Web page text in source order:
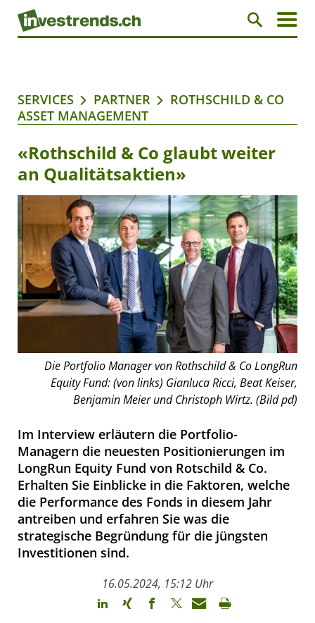
SERVICES PARTNER
ROTHSCHILD & CO
ASSET MANAGEMENT
«Rothschild & Co glaubt weiter
an Qualitätsaktien»
Die Portfolio Manager von Rothschild & Co LongRun
Equity Fund: (von links) Gianluca Ricci, Beat Keiser,
Benjamin Meier und Christoph Wirtz. (Bild pd)
Im Interview erläutern die Portfolio-
Managern die neuesten Positionierungen im
LongRun Equity Fund von Rotschild & Co.
Erhalten Sie Einblicke in die Faktoren, welche
die Performance des Fonds in diesem Jahr
antreiben und erfahren Sie was die
strategische Begründung für die jüngsten
Investitionen sind.
16.05.2024, 15:12 Uhr